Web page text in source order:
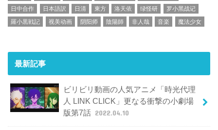
日中合作
日本語訳 日清 東方 洛天依 绿怪研
罗小黑战记
羅小黒戦記
视美动画 阴阳师 陰陽師 非人哉 音楽 魔法少女
最新記事
ビリビリ動画の人気アニメ「時光代理
人 LINK CLICK」更なる衝撃の小劇場
版第7話 2022.04.10